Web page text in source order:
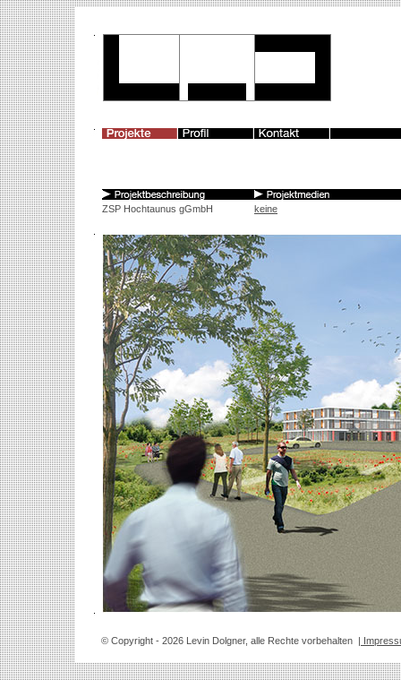
ZSP Hochtaunus gGmbH keine
© Copyright - 2026 Levin Dolgner, alle Rechte vorbehalten |